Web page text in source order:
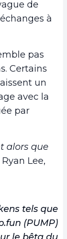
de
à
pas
Certains
un
avec la
par
alors que
Lee,
tels que
(PUMP)